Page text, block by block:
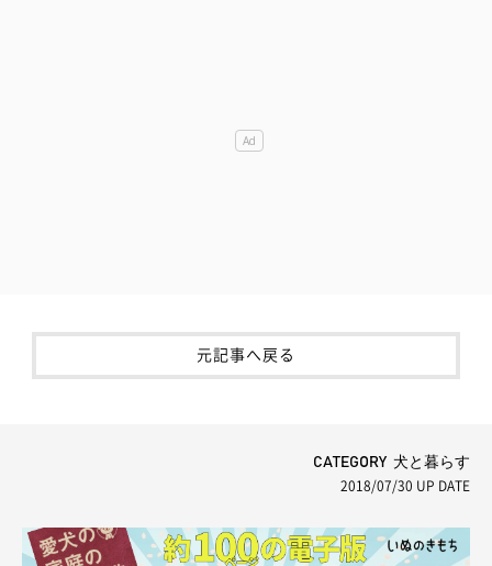
元記事へ戻る
CATEGORY 犬と暮らす
2018/07/30 UP DATE